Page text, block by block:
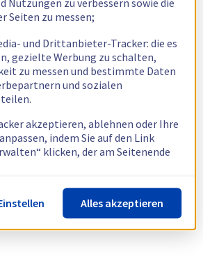
Nutzungen zu verbessern sowie die
Seiten zu messen;
und Drittanbieter-Tracker: die es
gezielte Werbung zu schalten,
zu messen und bestimmte Daten
und sozialen
akzeptieren, ablehnen oder Ihre
indem Sie auf den Link
klicken, der am Seitenende
finden Sie in unsererRichtlinie
Cookies.
Alles akzeptieren